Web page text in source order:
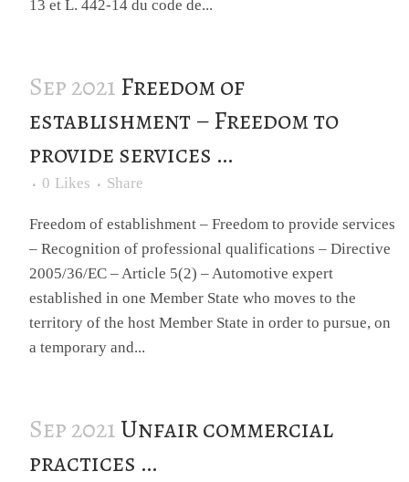
13 et L. 442-14 du code de...
Sep 2021Freedom of
establishment – Freedom to
provide services …
0 Likes Share
Freedom of establishment – Freedom to provide services
– Recognition of professional qualifications – Directive
2005/36/EC – Article 5(2) – Automotive expert
established in one Member State who moves to the
territory of the host Member State in order to pursue, on
a temporary and...
Sep 2021Unfair commercial
practices …